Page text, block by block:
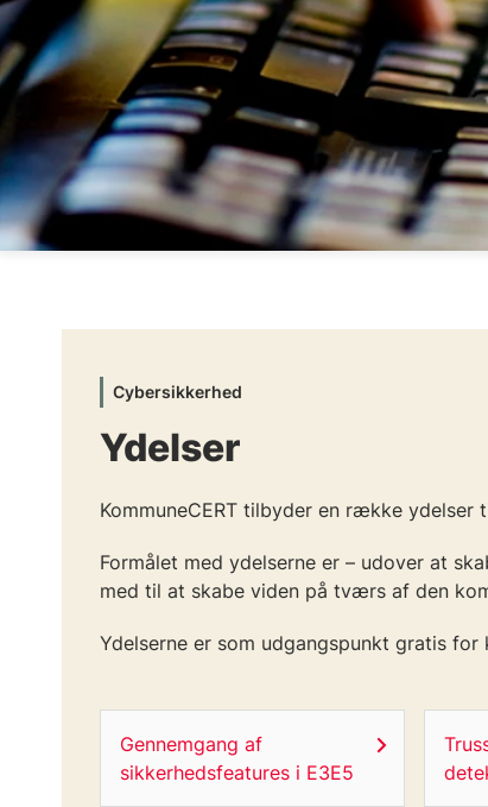
Cybersikkerhed
Ydelser
KommuneCERT tilbyder en række ydelser
Formålet med ydelserne er – udover at
med til at skabe viden på tværs af den
Ydelserne er som udgangspunkt gratis for
Gennemgang af
sikkerhedsfeatures i E3E5